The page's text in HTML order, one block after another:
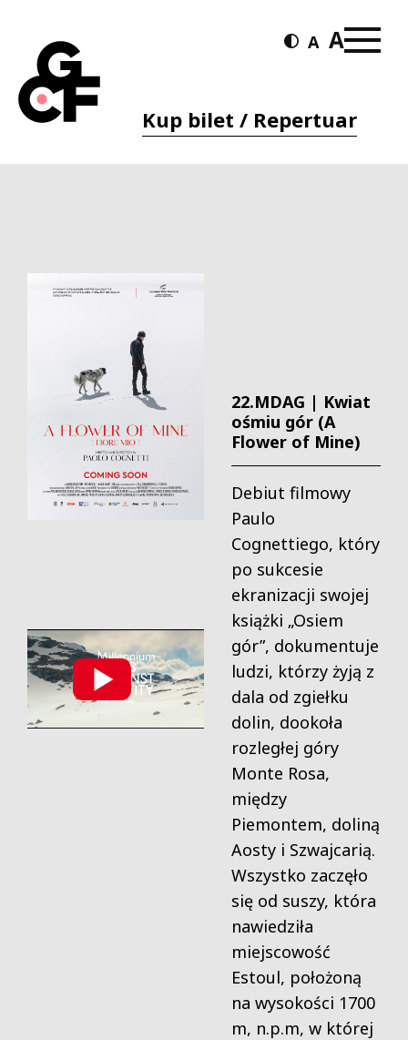
Kup bilet / Repertuar
22.MDAG | Kwiat
ośmiu gór (A
Flower of Mine)
Debiut filmowy
Paulo
Cognettiego, który
po sukcesie
ekranizacji swojej
książki „Osiem
gór”, dokumentuje
ludzi, którzy żyją z
dala od zgiełku
dolin, dookoła
rozległej góry
Monte Rosa,
między
Piemontem, doliną
Aosty i Szwajcarią.
Wszystko zaczęło
się od suszy, która
nawiedziła
miejscowość
Estoul, położoną
na wysokości 1700
m, n.p.m, w której